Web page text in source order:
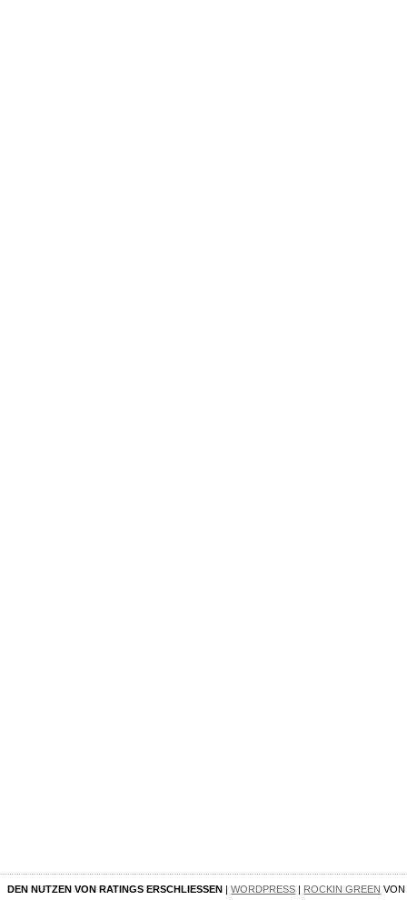
DEN NUTZEN VON RATINGS ERSCHLIESSEN |WORDPRESS | ROCKIN GREEN